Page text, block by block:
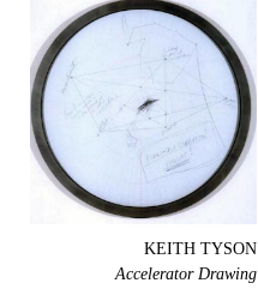
KEITH TYSON
Accelerator Drawing